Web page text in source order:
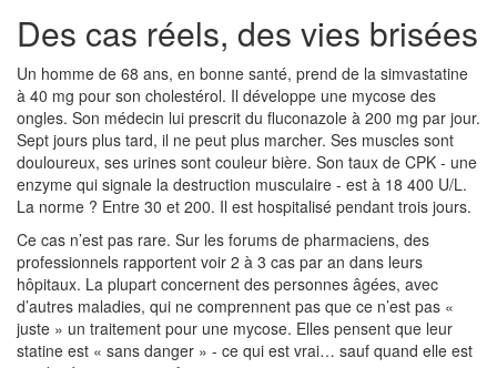
Des cas réels, des vies brisées
Un homme de 68 ans, en bonne santé, prend de la simvastatine
à 40 mg pour son cholestérol. Il développe une mycose des
ongles. Son médecin lui prescrit du fluconazole à 200 mg par jour.
Sept jours plus tard, il ne peut plus marcher. Ses muscles sont
douloureux, ses urines sont couleur bière. Son taux de CPK - une
enzyme qui signale la destruction musculaire - est à 18 400 U/L.
La norme ? Entre 30 et 200. Il est hospitalisé pendant trois jours.
Ce cas n’est pas rare. Sur les forums de pharmaciens, des
professionnels rapportent voir 2 à 3 cas par an dans leurs
hôpitaux. La plupart concernent des personnes âgées, avec
d’autres maladies, qui ne comprennent pas que ce n’est pas «
juste » un traitement pour une mycose. Elles pensent que leur
statine est « sans danger » - ce qui est vrai… sauf quand elle est